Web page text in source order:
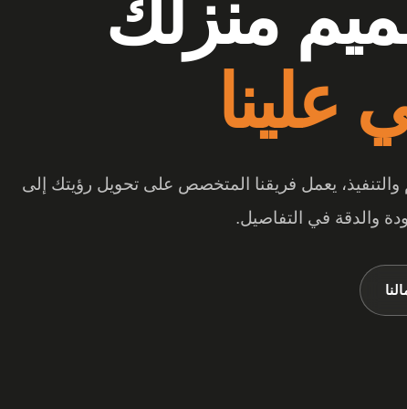
منزلك
علينا
يعمل فريقنا المتخصص على تحويل رؤيتك إلى
الفرق
الخامات والتصميم المبتكر، تتحول المساحة إلى تجربة